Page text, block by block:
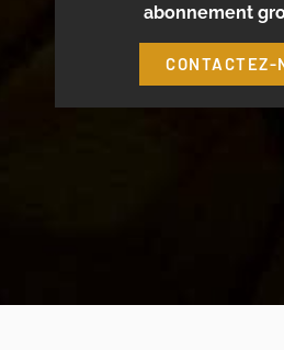
abonnement
CONTACTEZ-